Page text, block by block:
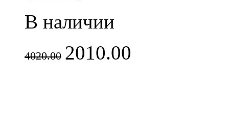
В наличии
4020.00 2010.00